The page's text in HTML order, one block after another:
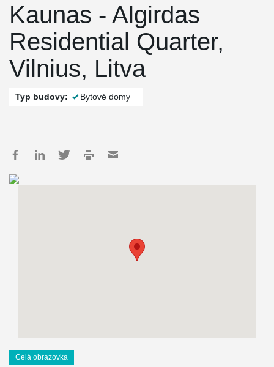
Kaunas - Algirdas
Residential Quarter,
Vilnius, Litva
Typ budovy: Bytové domy
Celá obrazovka